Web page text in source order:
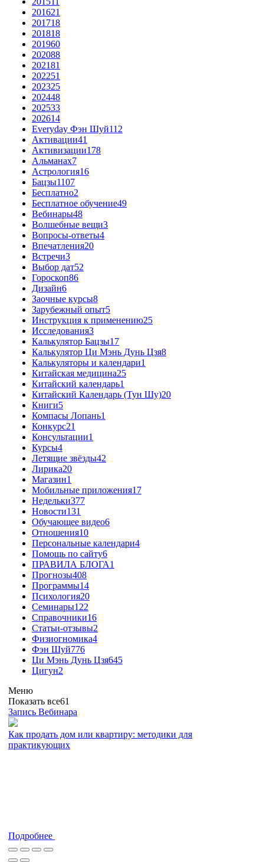
201621
201718
201818
201960
202088
202181
202251
202325
202448
202533
202614
Everyday Фэн Шуй112
Активации41
Активизации178
Альманах7
Астрология16
Бацзы1107
Бесплатно2
Бесплатное обучение49
Вебинары48
Волшебные вещи3
Вопросы-ответы4
Впечатления20
Встречи3
Выбор дат52
Гороскоп86
Дизайн6
Заочные курсы8
Зарубежный опыт5
Инструкция к применению25
Исследования3
Калькулятор Бацзы17
Калькулятор Ци Мэнь Дунь Цзя8
Калькуляторы и календари1
Китайская медицина25
Китайский календарь1
Китайский Календарь (Тун Шу)20
Книги5
Компасы Лопань1
Конкурс21
Консультации1
Курсы4
Летящие звёзды42
Лирика20
Магазин1
Мобильные приложения17
Недельки377
Новости131
Обучающее видео6
Отношения10
Персональные календари4
Помощь по сайту6
ПРАВИЛА БЛОГА1
Прогнозы408
Программы14
Психология20
Семинары122
Справочники16
Статьи-отзывы2
Физиогномика4
Фэн Шуй776
Ци Мэнь Дунь Цзя645
Цигун2
Меню
Показать все61
Запись Вебинара
Как продать дом или квартиру: методики для
практикующих
Подробнее